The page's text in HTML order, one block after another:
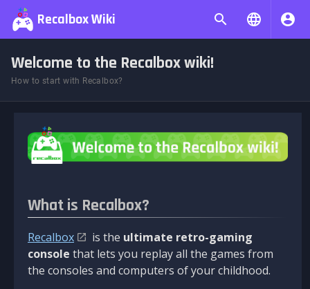
Recalbox Wiki
Welcome to the Recalbox wiki!
How to start with Recalbox?
What is Recalbox?
Recalbox is the ultimate retro-gaming
console that lets you replay all the games from
the consoles and computers of your childhood.